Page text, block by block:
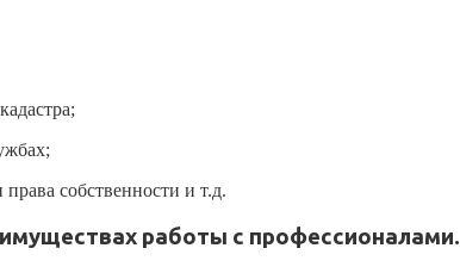
собственности и т.д.
работы с профессионалами.